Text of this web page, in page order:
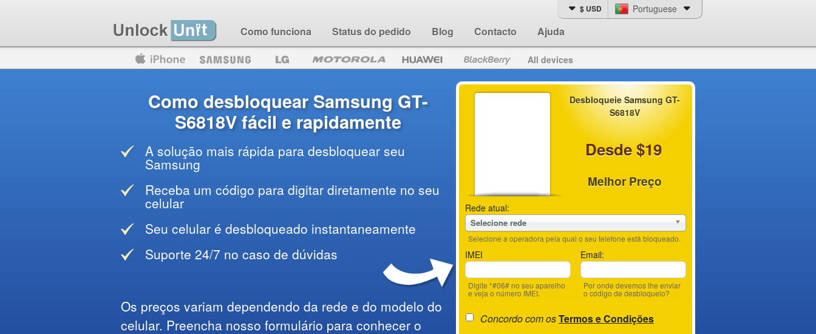
Como funciona Status do pedido Blog Contacto Ajuda
$ USD Portuguese
Blackberry All devices
Desbloqueie Samsung GT-
S6818V
Desde $19
Melhor Preço
Rede atual:
Selecione rede
Selecione a operadora pela qual o seu telefone está bloqueado.
IMEI
Digite *#06# no seu aparelho
e veja o número IMEI.
Email:
Por onde devemos lhe enviar
o código de desbloqueio?
Concordo com osTermos e Condições
Como desbloquear Samsung GT-
S6818V fácil e rapidamente
A solução mais rápida para desbloquear seu
Samsung
Receba um código para digitar diretamente no seu
celular
Seu celular é desbloqueado instantaneamente
Suporte 24/7 no caso de dúvidas
Os preços variam dependendo da rede e do modelo do
celular. Preencha nosso formulário para conhecer o